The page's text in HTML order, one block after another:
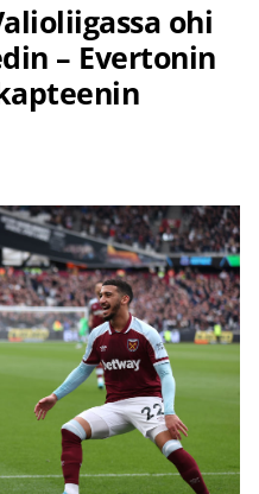
ohi
– Evertonin